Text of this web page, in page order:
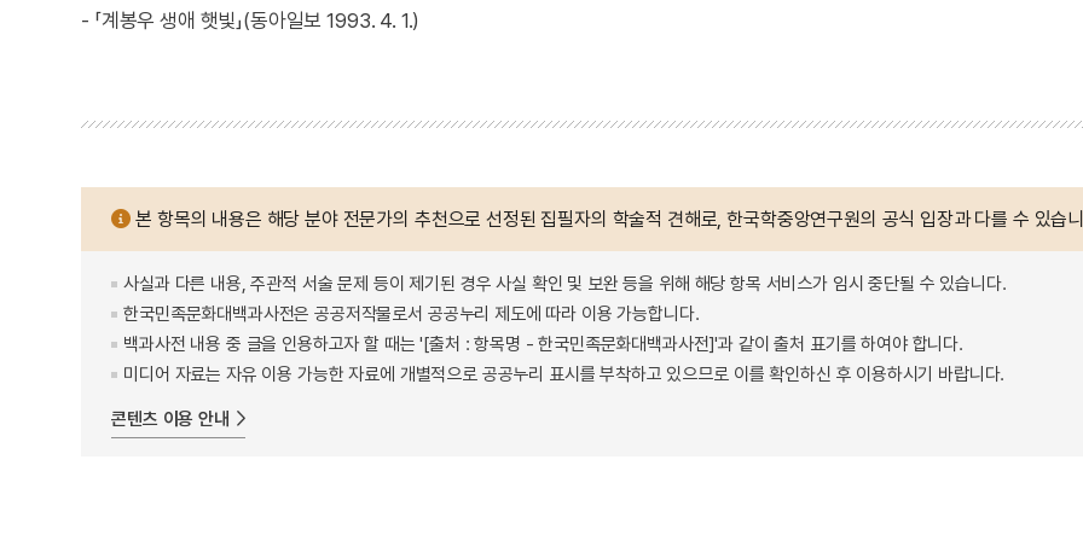
- 「계봉우 생애 햇빛」(동아일보 1993. 4. 1.)
본 항목의 내용은 해당 분야 전문가의 추천으로 선정된 집필자의 학술적 견해로, 한국학중앙연구원의 공식 입장과 다를 수 있습
사실과 다른 내용, 주관적 서술 문제 등이 제기된 경우 사실 확인 및 보완 등을 위해 해당 항목 서비스가 임시 중단될 수 있습니다.
한국민족문화대백과사전은 공공저작물로서 공공누리 제도에 따라 이용 가능합니다.
백과사전 내용 중 글을 인용하고자 할 때는 '[출처 : 항목명 - 한국민족문화대백과사전]'과 같이 출처 표기를 하여야 합니다.
미디어 자료는 자유 이용 가능한 자료에 개별적으로 공공누리 표시를 부착하고 있으므로 이를 확인하신 후 이용하시기 바랍니다.
콘텐츠 이용 안내